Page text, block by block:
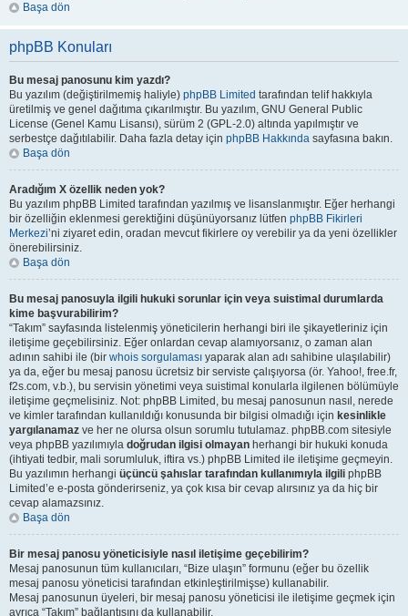
Başa dön
phpBB Konuları
Bu mesaj panosunu kim yazdı?
Bu yazılım (değiştirilmemiş haliyle) phpBB Limited tarafından telif hakkıyla
üretilmiş ve genel dağıtıma çıkarılmıştır. Bu yazılım, GNU General Public
License (Genel Kamu Lisansı), sürüm 2 (GPL-2.0) altında yapılmıştır ve
serbestçe dağıtılabilir. Daha fazla detay için phpBB Hakkında sayfasına bakın.
Başa dön
Aradığım X özellik neden yok?
Bu yazılım phpBB Limited tarafından yazılmış ve lisanslanmıştır. Eğer herhangi
bir özelliğin eklenmesi gerektiğini düşünüyorsanız lütfen phpBB Fikirleri
Merkezi’ni ziyaret edin, oradan mevcut fikirlere oy verebilir ya da yeni özellikler
önerebilirsiniz.
Başa dön
Bu mesaj panosuyla ilgili hukuki sorunlar için veya suistimal durumlarda
kime başvurabilirim?
“Takım” sayfasında listelenmiş yöneticilerin herhangi biri ile şikayetleriniz için
iletişime geçebilirsiniz. Eğer onlardan cevap alamıyorsanız, o zaman alan
adının sahibi ile (bir whois sorgulaması yaparak alan adı sahibine ulaşılabilir)
ya da, eğer bu mesaj panosu ücretsiz bir serviste çalışıyorsa (ör. Yahoo!, free.fr,
f2s.com, v.b.), bu servisin yönetimi veya suistimal konularla ilgilenen bölümüyle
iletişime geçmelisiniz. Not: phpBB Limited, bu mesaj panosunun nasıl, nerede
ve kimler tarafından kullanıldığı konusunda bir bilgisi olmadığı için kesinlikle
yargılanamaz ve her ne olursa olsun sorumlu tutulamaz. phpBB.com sitesiyle
veya phpBB yazılımıyla doğrudan ilgisi olmayan herhangi bir hukuki konuda
(ihtiyati tedbir, mali sorumluluk, iftira vs.) phpBB Limited ile iletişime geçmeyin.
Bu yazılımın herhangi üçüncü şahıslar tarafından kullanımıyla ilgili phpBB
Limited’e e-posta gönderirseniz, ya çok kısa bir cevap alırsınız ya da hiç bir
cevap alamazsınız.
Başa dön
Bir mesaj panosu yöneticisiyle nasıl iletişime geçebilirim?
Mesaj panosunun tüm kullanıcıları, “Bize ulaşın” formunu (eğer bu özellik
mesaj panosu yöneticisi tarafından etkinleştirilmişse) kullanabilir.
Mesaj panosunun üyeleri, bir mesaj panosu yöneticisi ile iletişime geçmek için
ayrıca “Takım” bağlantısını da kullanabilir.